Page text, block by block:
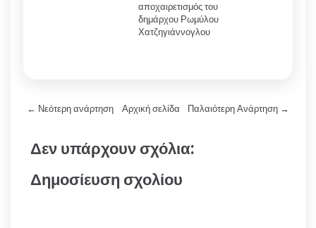
αποχαιρετισμός του
δημάρχου Ρωμύλου
Χατζηγιάννογλου
← Νεότερη ανάρτηση Παλαιότερη Ανάρτηση →
Αρχική σελίδα
Δεν υπάρχουν σχόλια:
Δημοσίευση σχολίου